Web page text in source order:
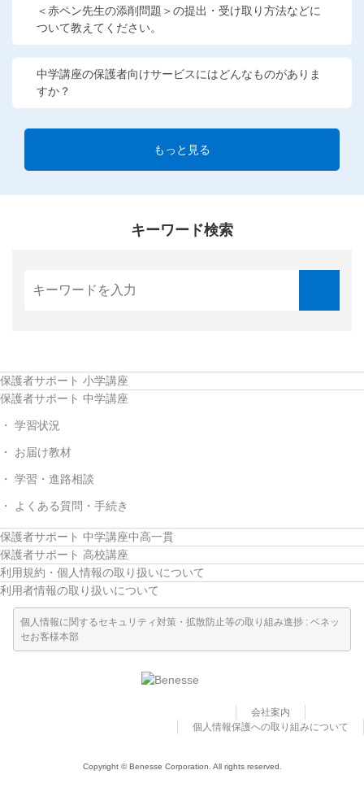
＜赤ペン先生の添削問題＞の提出・受け取り方法などに
ついて教えてください。
中学講座の保護者向けサービスにはどんなものがありま
すか？
もっと見る
キーワード検索
保護者サポート 小学講座
保護者サポート 中学講座
学習状況
お届け教材
学習・進路相談
よくある質問・手続き
保護者サポート 中学講座中高一貫
保護者サポート 高校講座
利用規約・個人情報の取り扱いについて
利用者情報の取り扱いについて
個人情報に関するセキュリティ対策・拡散防止等の取り組み進捗 : ベネッ
セお客様本部
Copyright © Benesse Corporation. All rights reserved.
会社案内
個人情報保護への取り組みについて